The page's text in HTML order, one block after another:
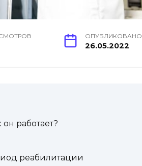
ОПУБЛИКОВАНО
26.05.2022
работает?
реабилитации